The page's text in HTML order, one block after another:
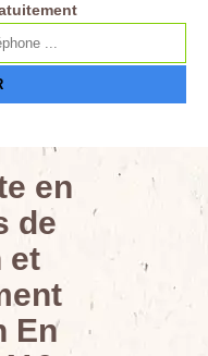
en
de
et
En